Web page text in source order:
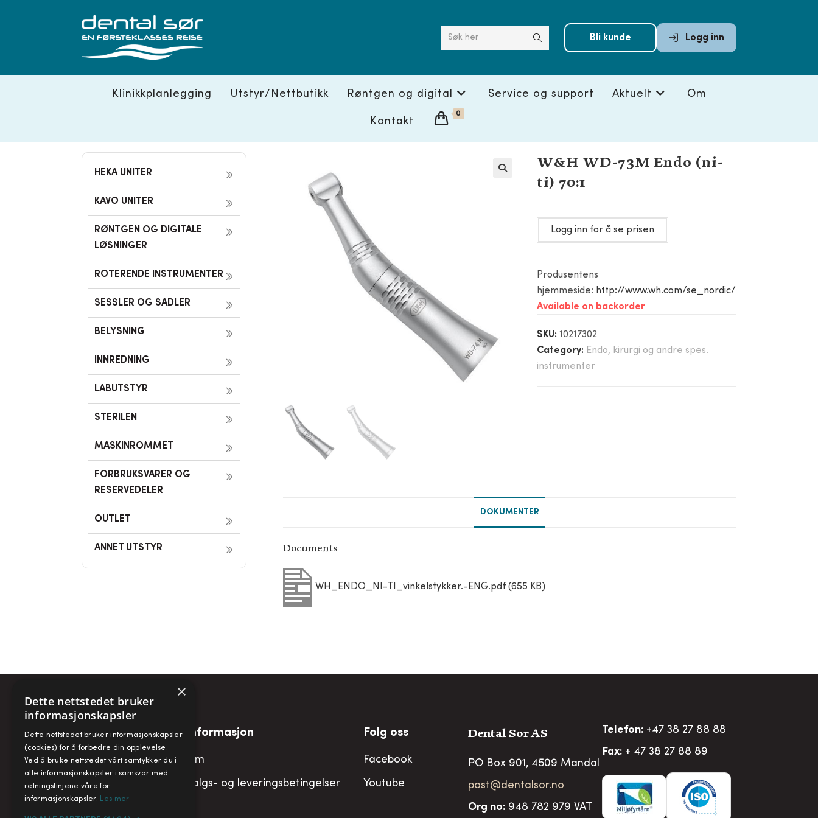
Søk her Bli kunde Logg inn
Klinikkplanlegging Utstyr/Nettbutikk Røntgen og digital Service og support Aktuelt Om
Kontakt
0
HEKA UNITER
KAVO UNITER
RØNTGEN OG DIGITALE
LØSNINGER
ROTERENDE INSTRUMENTER
SESSLER OG SADLER
BELYSNING
INNREDNING
LABUTSTYR
STERILEN
MASKINROMMET
FORBRUKSVARER OG
RESERVEDELER
OUTLET
ANNET UTSTYR
W&H WD-73M Endo (ni-
ti) 70:1
Logg inn for å se prisen
Produsentens
hjemmeside: http://www.wh.com/se_nordic/
Available on backorder
SKU:10217302
Category: Endo, kirurgi og andre spes.
instrumenter
DOKUMENTER
Documents
WH_ENDO_NI-TI_vinkelstykker.-ENG.pdf (655 KB)
Snarveier
Min konto
Handlekurv
Informasjon
Om
Salgs- og leveringsbetingelser
Folg oss
Facebook
Youtube
Dental Sor AS
PO Box 901, 4509 Mandal
post@dentalsor.no
Org no:948 782 979 VAT
Telefon: +47 38 27 88 88
Fax: + 47 38 27 88 89
×
Dette nettstedet bruker
informasjonskapsler
Dette nettstedet bruker informasjonskapsler
(cookies) for å forbedre din opplevelse.
Ved å bruke nettstedet vårt samtykker du i
alle informasjonskapsler i samsvar med
retningslinjene våre for
informasjonskapsler. Les mer